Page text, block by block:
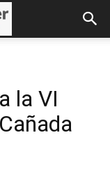
la VI